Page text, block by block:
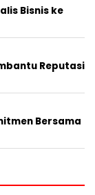
Bisnis ke
Reputasi
Bersama